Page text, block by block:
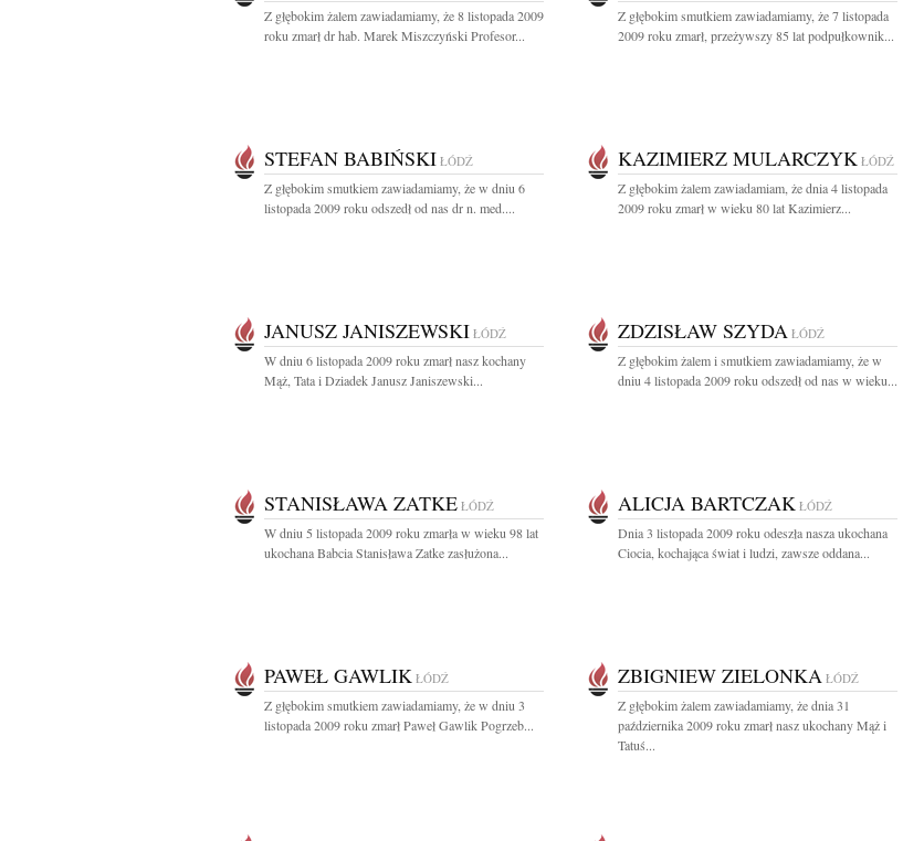
Z głębokim żalem zawiadamiamy, że 8 listopada 2009
roku zmarł dr hab. Marek Miszczyński Profesor...
Z głębokim smutkiem zawiadamiamy, że 7 listopada
2009 roku zmarł, przeżywszy 85 lat podpułkownik...
STEFAN BABIŃSKI ŁÓDŹ
Z głębokim smutkiem zawiadamiamy, że w dniu 6
listopada 2009 roku odszedł od nas dr n. med....
KAZIMIERZ MULARCZYK ŁÓDŹ
Z głębokim żalem zawiadamiam, że dnia 4 listopada
2009 roku zmarł w wieku 80 lat Kazimierz...
JANUSZ JANISZEWSKI ŁÓDŹ
W dniu 6 listopada 2009 roku zmarł nasz kochany
Mąż, Tata i Dziadek Janusz Janiszewski...
ZDZISŁAW SZYDA ŁÓDŹ
Z głębokim żalem i smutkiem zawiadamiamy, że w
dniu 4 listopada 2009 roku odszedł od nas w wieku...
STANISŁAWA ZATKE ŁÓDŹ
W dniu 5 listopada 2009 roku zmarła w wieku 98 lat
ukochana Babcia Stanisława Zatke zasłużona...
ALICJA BARTCZAK ŁÓDŹ
Dnia 3 listopada 2009 roku odeszła nasza ukochana
Ciocia, kochająca świat i ludzi, zawsze oddana...
PAWEŁ GAWLIK ŁÓDŹ
Z głębokim smutkiem zawiadamiamy, że w dniu 3
listopada 2009 roku zmarł Paweł Gawlik Pogrzeb...
ZBIGNIEW ZIELONKA ŁÓDŹ
Z głębokim żalem zawiadamiamy, że dnia 31
października 2009 roku zmarł nasz ukochany Mąż i
Tatuś...